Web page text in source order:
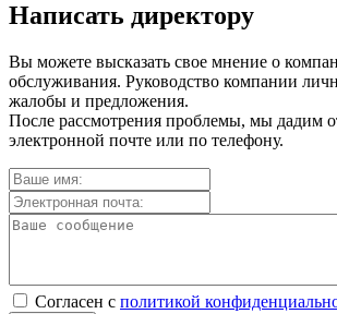
Написать директору
Вы можете высказать свое мнение о
обслуживания. Руководство компании
жалобы и предложения.
После рассмотрения проблемы, мы дадим
электронной почте или по телефону.
Согласен с политикой